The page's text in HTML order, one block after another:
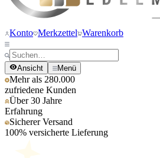
Konto Merkzettel Warenkorb
Ansicht Menü
Mehr als 280.000
zufriedene Kunden
Über 30 Jahre
Erfahrung
Sicherer Versand
100% versicherte Lieferung